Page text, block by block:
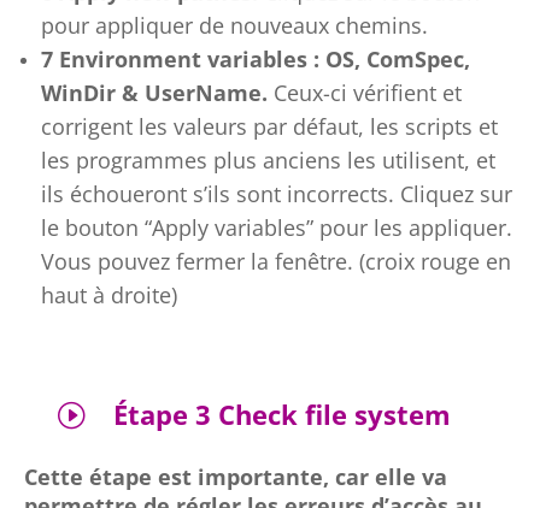
pour appliquer de nouveaux chemins.
7 Environment variables : OS, ComSpec,
WinDir & UserName. Ceux-ci vérifient et
corrigent les valeurs par défaut, les scripts et
les programmes plus anciens les utilisent, et
ils échoueront s’ils sont incorrects. Cliquez sur
le bouton “Apply variables” pour les appliquer.
Vous pouvez fermer la fenêtre. (croix rouge en
haut à droite)
I Étape 3 Check file system
Cette étape est importante, car elle va